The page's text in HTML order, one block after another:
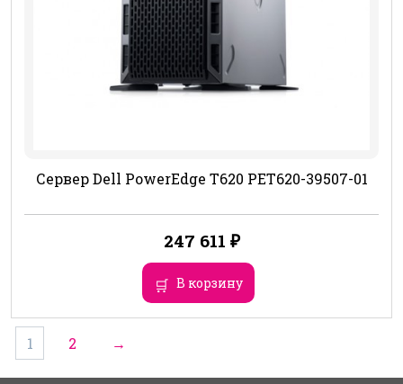
Сервер Dell PowerEdge T620 PET620-39507-01
247 611 ₽
В корзину
1 2 →